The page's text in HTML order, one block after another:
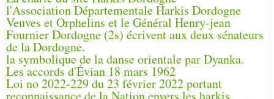
l'Association Départementale Harkis Dordogne
Veuves et Orphelins et le Général Henry-jean
Fournier Dordogne (2s) écrivent aux deux sénateurs
de la Dordogne.
la symbolique de la danse orientale par Dyanka.
Les accords d'Évian 18 mars 1962
Loi no 2022-229 du 23 février 2022 portant
reconnaissance de la Nation envers les harkis